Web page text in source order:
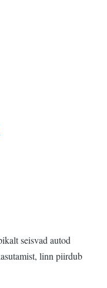
seisvad autod
linn piirdub